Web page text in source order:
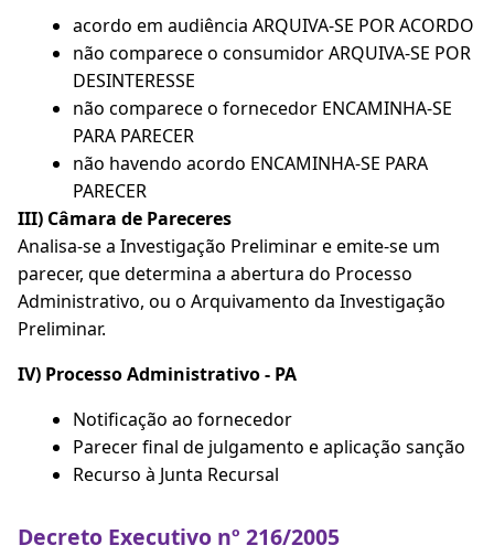
acordo em audiência ARQUIVA-SE POR ACORDO
não comparece o consumidor ARQUIVA-SE POR
DESINTERESSE
não comparece o fornecedor ENCAMINHA-SE
PARA PARECER
não havendo acordo ENCAMINHA-SE PARA
PARECER
III) Câmara de Pareceres
Analisa-se a Investigação Preliminar e emite-se um
parecer, que determina a abertura do Processo
Administrativo, ou o Arquivamento da Investigação
Preliminar.
IV) Processo Administrativo - PA
Notificação ao fornecedor
Parecer final de julgamento e aplicação sanção
Recurso à Junta Recursal
Decreto Executivo nº 216/2005